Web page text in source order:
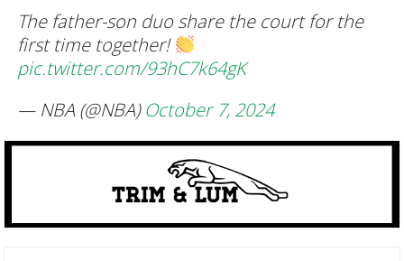
The father-son duo share the court for the
first time together!
pic.twitter.com/93hC7k64gK
— NBA (@NBA)October 7, 2024